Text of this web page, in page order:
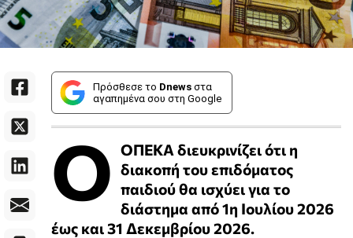
Πρόσθεσε το Dnews στα
αγαπημένα σου στη Google
Ο ΟΠΕΚΑ διευκρινίζει ότι η
διακοπή του επιδόματος
παιδιού θα ισχύει για το
διάστημα από 1η Ιουλίου 2026
έως και 31 Δεκεμβρίου 2026.